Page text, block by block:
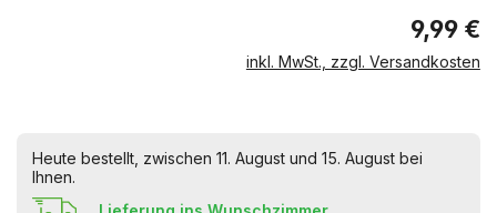
9,99 €
inkl. MwSt., zzgl. Versandkosten
Heute bestellt, zwischen 11. August und 15. August bei
Ihnen.